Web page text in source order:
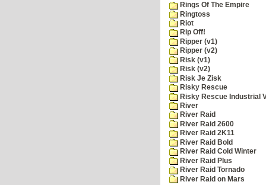
Rings Of The Empire
Ringtoss
Riot
Rip Off!
Ripper (v1)
Ripper (v2)
Risk (v1)
Risk (v2)
Risk Je Zisk
Risky Rescue
Risky Rescue Industrial
River
River Raid
River Raid 2600
River Raid 2K11
River Raid Bold
River Raid Cold Winter
River Raid Plus
River Raid Tornado
River Raid on Mars